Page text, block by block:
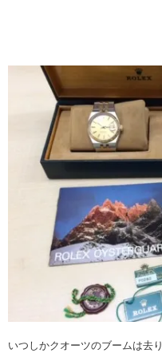
いつしかクオーツのブームは去り